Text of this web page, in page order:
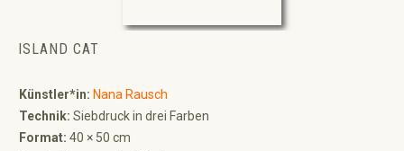
ISLAND CAT
Künstler*in: Nana Rausch
Technik: Siebdruck in drei Farben
Format: 40 × 50 cm